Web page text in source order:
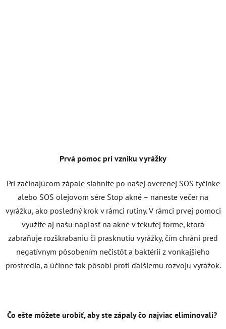
Prvá pomoc pri vzniku vyrážky
Pri začínajúcom zápale siahnite po našej overenej SOS tyčinke
alebo SOS olejovom sére Stop akné – naneste večer na
vyrážku, ako posledný krok v rámci rutiny. V rámci prvej pomoci
využite aj našu náplasť na akné v tekutej forme, ktorá
zabraňuje rozškrabaniu či prasknutiu vyrážky, čím chráni pred
negatívnym pôsobením nečistôt a baktérií z vonkajšieho
prostredia, a účinne tak pôsobí proti ďalšiemu rozvoju vyrážok.
Čo ešte môžete urobiť, aby ste zápaly čo najviac eliminovali?